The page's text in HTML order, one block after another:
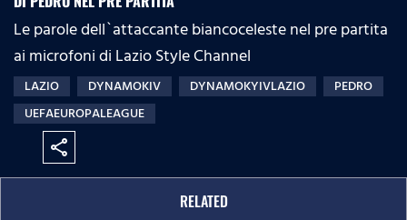
Le parole dell`attaccante biancoceleste nel pre partita
ai microfoni di Lazio Style Channel
LAZIO DYNAMOKIV DYNAMOKYIVLAZIO
PEDRO
UEFAEUROPALEAGUE
share
RELATED